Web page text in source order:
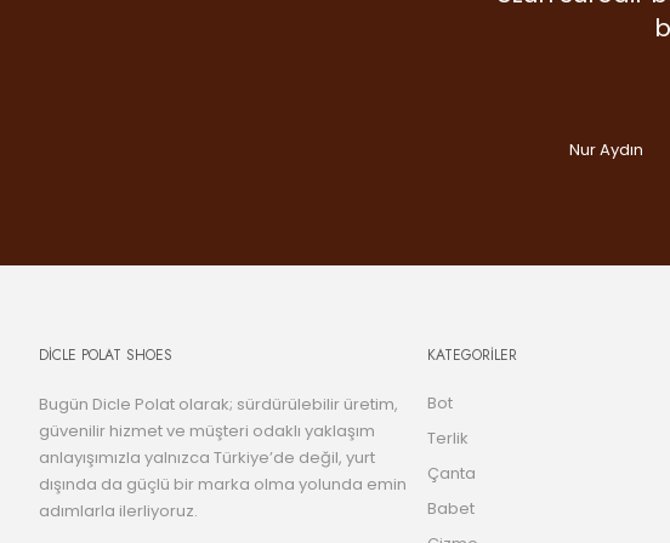
Gram
markalardan.
Nur Aydın
DİCLE POLAT SHOES
Bugün Dicle Polat olarak; sürdürülebilir üretim,
güvenilir hizmet ve müşteri odaklı yaklaşım
anlayışımızla yalnızca Türkiye’de değil, yurt
dışında da güçlü bir marka olma yolunda emin
adımlarla ilerliyoruz.
KATEGORİLER
Bot
Terlik
Çanta
Babet